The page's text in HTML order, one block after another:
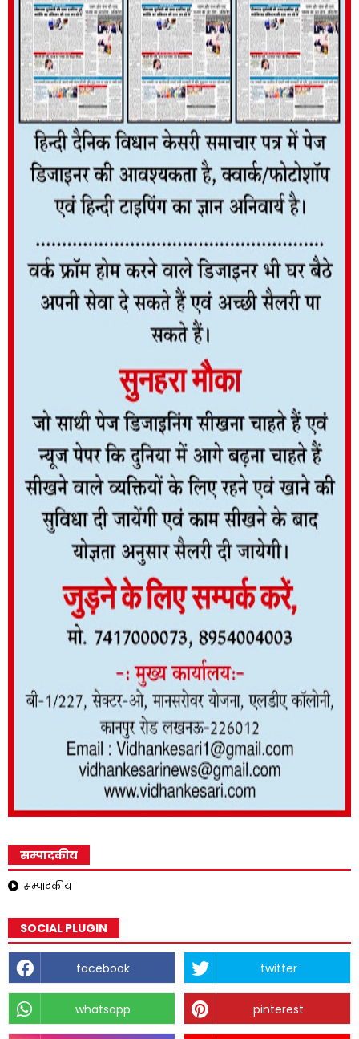
सम्पादकीय
सम्पादकीय
SOCIAL PLUGIN
facebook twitter
whatsapp pinterest